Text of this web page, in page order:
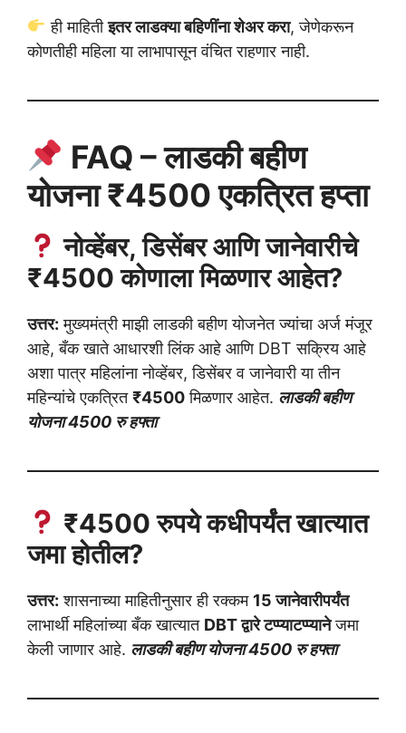
ही माहितीइतर लाडक्या बहिणींना शेअर करा, जेणेकरून
कोणतीही महिला या लाभापासून वंचित राहणार नाही.
FAQ – लाडकी बहीण
योजना ₹4500 एकत्रित हप्ता
नोव्हेंबर, डिसेंबर आणि जानेवारीचे
₹4500 कोणाला मिळणार आहेत?
उत्तर: मुख्यमंत्री माझी लाडकी बहीण योजनेत ज्यांचा अर्ज मंजूर
आहे, बँक खाते आधारशी लिंक आहे आणि DBT सक्रिय आहे
अशा पात्र महिलांना नोव्हेंबर, डिसेंबर व जानेवारी या तीन
महिन्यांचे एकत्रित₹4500मिळणार आहेत. लाडकी बहीण
योजना 4500 रु हफ्ता
₹4500 रुपये कधीपर्यंत खात्यात
जमा होतील?
उत्तर: शासनाच्या माहितीनुसार ही रक्कम 15 जानेवारीपर्यंत
लाभार्थी महिलांच्या बँक खात्यात DBT द्वारे टप्प्याटप्प्यानेजमा
केली जाणार आहे. लाडकी बहीण योजना 4500 रु हफ्ता